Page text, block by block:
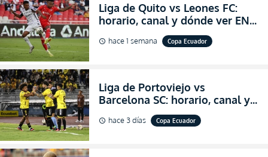
Liga de Quito vs Leones FC:
horario, canal y dónde ver EN
VIVO los octavos de final de la
Copa Ecuador 2026
schedule hace 1 semana Copa Ecuador
Liga de Portoviejo vs
Barcelona SC: horario, canal y
dónde ver EN VIVO los octavos
de final de la Copa Ecuador
schedule hace 3 días Copa Ecuador